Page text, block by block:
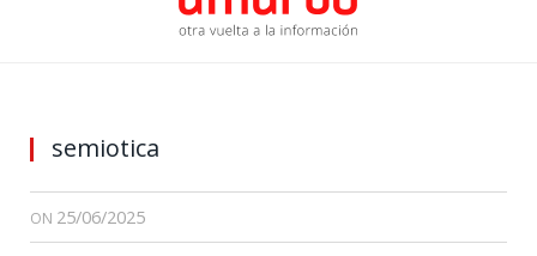
semiotica
ON 25/06/2025